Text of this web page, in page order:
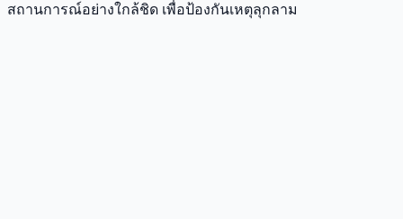
สถานการณ์อย่างใกล้ชิด เพื่อป้องกันเหตุลุกลาม